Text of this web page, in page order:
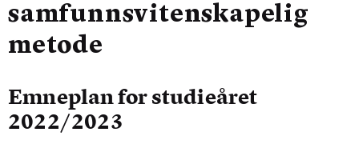
samfunnsvitenskapelig
metode
Emneplan for studieåret
2022/2023